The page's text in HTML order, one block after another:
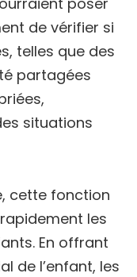
de vérifier si
telles que des
partagées
situations
cette fonction
les
En offrant
de l’enfant, les